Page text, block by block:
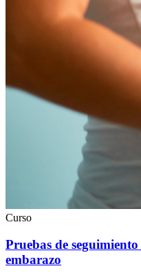
Curso
Pruebas de
embarazo